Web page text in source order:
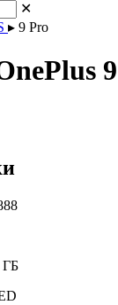
✕
▸ 9 Pro
ГБ